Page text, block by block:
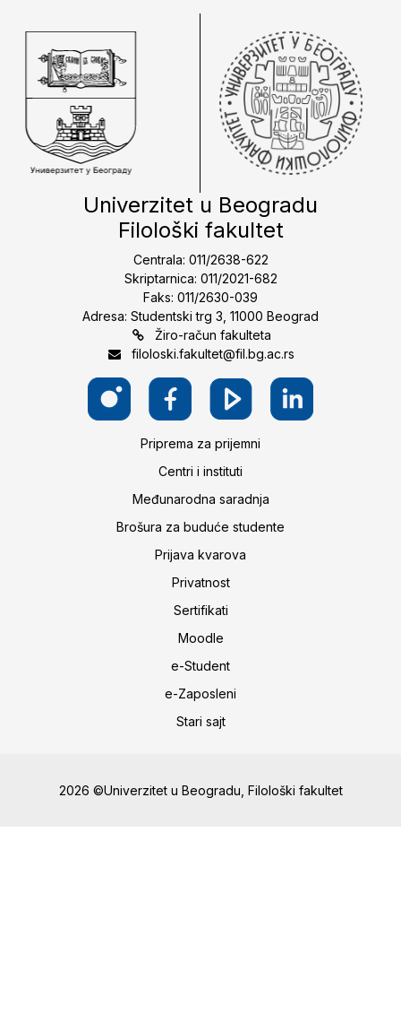
Univerzitet u Beogradu
Filološki fakultet
Centrala: 011/2638-622
Skriptarnica: 011/2021-682
Faks: 011/2630-039
Adresa: Studentski trg 3, 11000 Beograd
Žiro-račun fakulteta
filoloski.fakultet@fil.bg.ac.rs
Priprema za prijemni
Centri i instituti
Međunarodna saradnja
Brošura za buduće studente
Prijava kvarova
Privatnost
Sertifikati
Moodle
e-Student
e-Zaposleni
Stari sajt
2026 ©Univerzitet u Beogradu, Filološki fakultet